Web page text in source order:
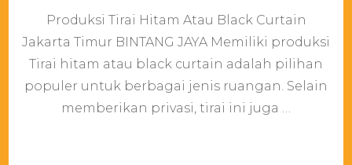
Tirai
Hitam
Black
Curtain
Timur
Produksi Tirai Hitam Atau Black Curtain
Jakarta Timur BINTANG JAYA Memiliki produksi
Tirai hitam atau black curtain adalah pilihan
populer untuk berbagai jenis ruangan. Selain
memberikan privasi, tirai ini juga …